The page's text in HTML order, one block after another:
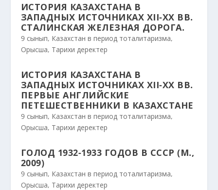
ИСТОРИЯ КАЗАХСТАНА В
ЗАПАДНЫХ ИСТОЧНИКАХ ХІІ-ХХ ВВ.
СТАЛИНСКАЯ ЖЕЛЕЗНАЯ ДОРОГА.
9 сынып, Казахстан в период тоталитаризма,
Орысша, Тарихи деректер
ИСТОРИЯ КАЗАХСТАНА В
ЗАПАДНЫХ ИСТОЧНИКАХ ХІІ-ХХ ВВ.
ПЕРВЫЕ АНГЛИЙСКИЕ
ПЕТЕШЕСТВЕННИКИ В КАЗАХСТАНЕ
9 сынып, Казахстан в период тоталитаризма,
Орысша, Тарихи деректер
ГОЛОД 1932-1933 ГОДОВ В СССР (М.,
2009)
9 сынып, Казахстан в период тоталитаризма,
Орысша, Тарихи деректер